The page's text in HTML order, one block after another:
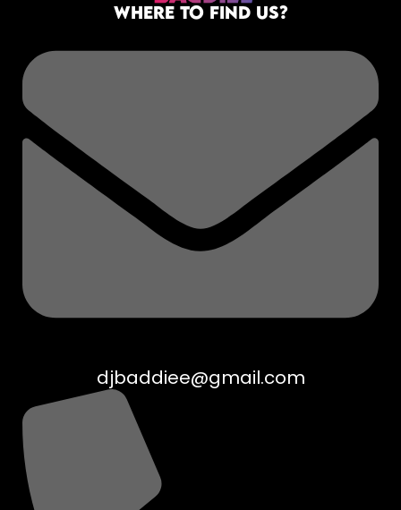
WHERE TO FIND US?
djbaddiee@gmail.com